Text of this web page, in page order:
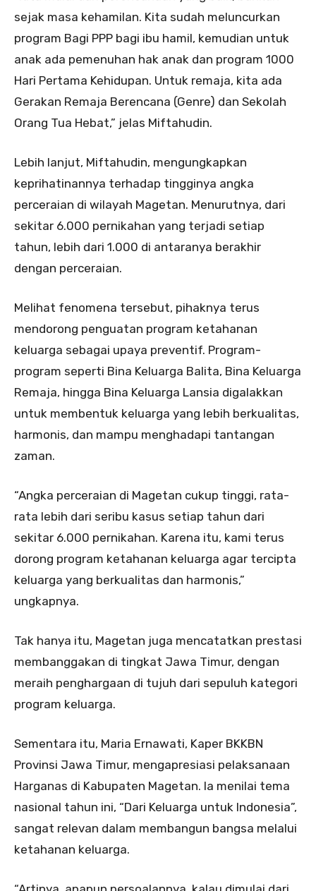
sejak masa kehamilan. Kita sudah meluncurkan
program Bagi PPP bagi ibu hamil, kemudian untuk
anak ada pemenuhan hak anak dan program 1000
Hari Pertama Kehidupan. Untuk remaja, kita ada
Gerakan Remaja Berencana (Genre) dan Sekolah
Orang Tua Hebat,” jelas Miftahudin.
Lebih lanjut, Miftahudin, mengungkapkan
keprihatinannya terhadap tingginya angka
perceraian di wilayah Magetan. Menurutnya, dari
sekitar 6.000 pernikahan yang terjadi setiap
tahun, lebih dari 1.000 di antaranya berakhir
dengan perceraian.
Melihat fenomena tersebut, pihaknya terus
mendorong penguatan program ketahanan
keluarga sebagai upaya preventif. Program-
program seperti Bina Keluarga Balita, Bina Keluarga
Remaja, hingga Bina Keluarga Lansia digalakkan
untuk membentuk keluarga yang lebih berkualitas,
harmonis, dan mampu menghadapi tantangan
zaman.
“Angka perceraian di Magetan cukup tinggi, rata-
rata lebih dari seribu kasus setiap tahun dari
sekitar 6.000 pernikahan. Karena itu, kami terus
dorong program ketahanan keluarga agar tercipta
keluarga yang berkualitas dan harmonis,”
ungkapnya.
Tak hanya itu, Magetan juga mencatatkan prestasi
membanggakan di tingkat Jawa Timur, dengan
meraih penghargaan di tujuh dari sepuluh kategori
program keluarga.
Sementara itu, Maria Ernawati, Kaper BKKBN
Provinsi Jawa Timur, mengapresiasi pelaksanaan
Harganas di Kabupaten Magetan. Ia menilai tema
nasional tahun ini, “Dari Keluarga untuk Indonesia”,
sangat relevan dalam membangun bangsa melalui
ketahanan keluarga.